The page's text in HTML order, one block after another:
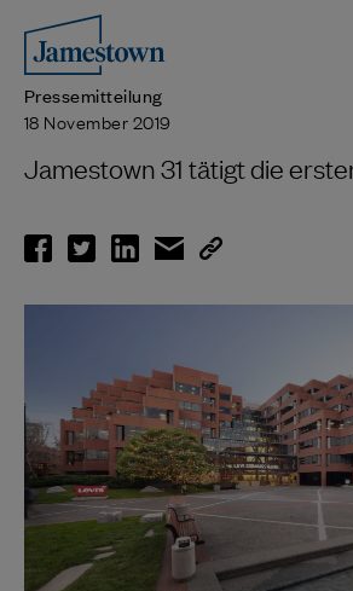
Pressemitteilung
18 November 2019
Jamestown 31 tätigt die